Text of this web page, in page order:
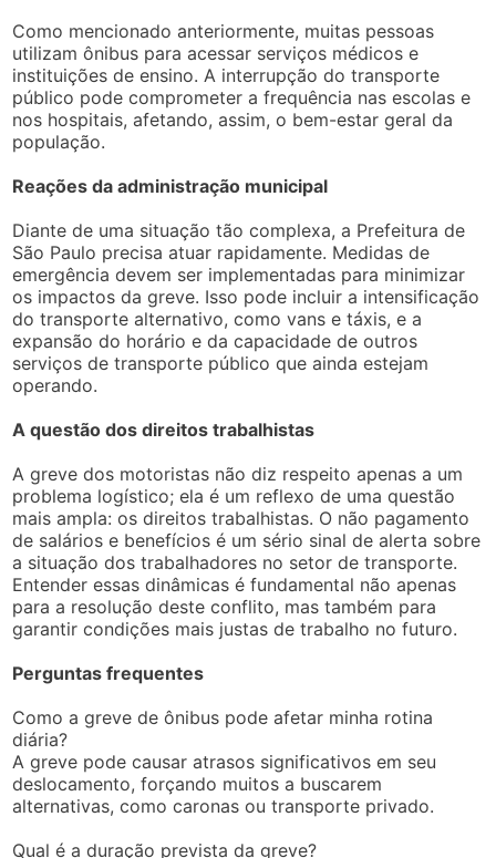
Como mencionado anteriormente, muitas pessoas
utilizam ônibus para acessar serviços médicos e
instituições de ensino. A interrupção do transporte
público pode comprometer a frequência nas escolas e
nos hospitais, afetando, assim, o bem-estar geral da
população.
Reações da administração municipal
Diante de uma situação tão complexa, a Prefeitura de
São Paulo precisa atuar rapidamente. Medidas de
emergência devem ser implementadas para minimizar
os impactos da greve. Isso pode incluir a intensificação
do transporte alternativo, como vans e táxis, e a
expansão do horário e da capacidade de outros
serviços de transporte público que ainda estejam
operando.
A questão dos direitos trabalhistas
A greve dos motoristas não diz respeito apenas a um
problema logístico; ela é um reflexo de uma questão
mais ampla: os direitos trabalhistas. O não pagamento
de salários e benefícios é um sério sinal de alerta sobre
a situação dos trabalhadores no setor de transporte.
Entender essas dinâmicas é fundamental não apenas
para a resolução deste conflito, mas também para
garantir condições mais justas de trabalho no futuro.
Perguntas frequentes
Como a greve de ônibus pode afetar minha rotina
diária?
A greve pode causar atrasos significativos em seu
deslocamento, forçando muitos a buscarem
alternativas, como caronas ou transporte privado.
Qual é a duração prevista da greve?